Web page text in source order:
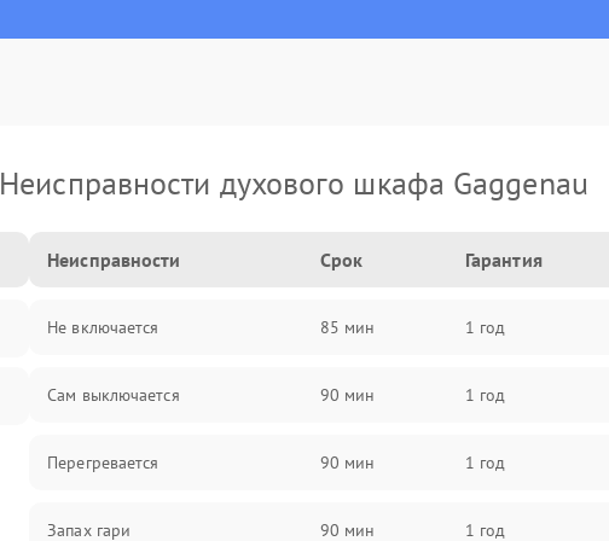
Неисправности духового шкафа Gaggenau
Неисправности Срок Гарантия
Не включается 85 мин 1 год
Сам выключается 90 мин 1 год
Перегревается 90 мин 1 год
Запах гари 90 мин 1 год